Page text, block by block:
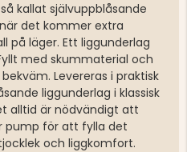
kallat självuppblåsande
det kommer extra
på läger. Ett liggunderlag
med skummaterial och
Levereras i praktisk
liggunderlag i klassisk
alltid är nödvändigt att
pump för att fylla det
och liggkomfort.